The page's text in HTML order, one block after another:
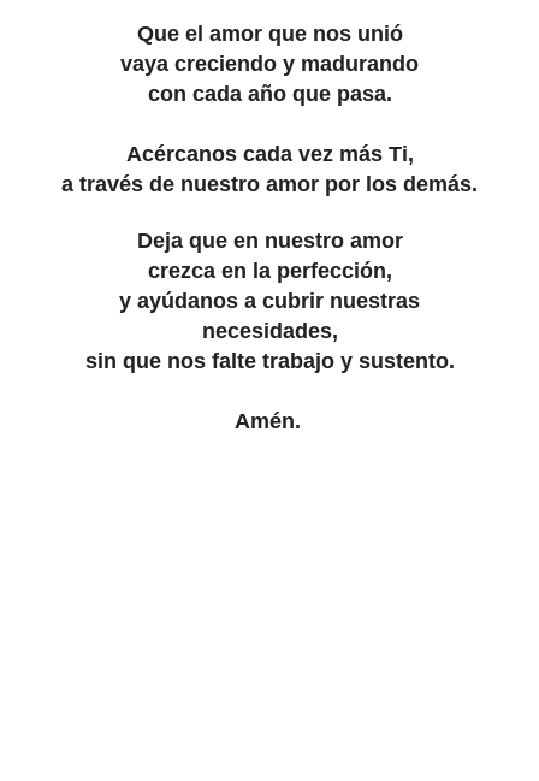
Que el amor que nos unió
vaya creciendo y madurando
con cada año que pasa.
Acércanos cada vez más Ti,
a través de nuestro amor por los demás.
Deja que en nuestro amor
crezca en la perfección,
y ayúdanos a cubrir nuestras
necesidades,
sin que nos falte trabajo y sustento.
Amén.